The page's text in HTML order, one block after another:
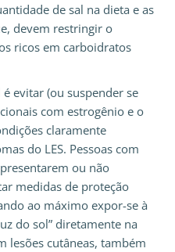
de sal na dieta e as
devem restringir o
ricos em carboidratos
evitar (ou suspender se
com estrogênio e o
claramente
do LES. Pessoas com
ou não
medidas de proteção
ao máximo expor-se à
do sol” diretamente na
lesões cutâneas, também